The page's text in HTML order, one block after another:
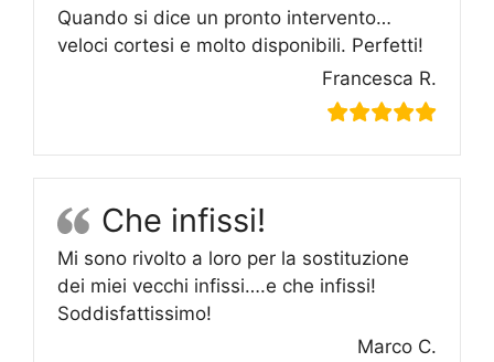
Quando si dice un pronto intervento…
veloci cortesi e molto disponibili. Perfetti!
Francesca R.
Che infissi!
Mi sono rivolto a loro per la sostituzione
dei miei vecchi infissi….e che infissi!
Soddisfattissimo!
Marco C.